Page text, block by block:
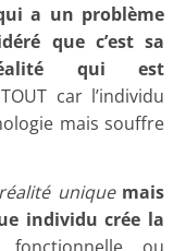
a un problème
que c’est sa
qui est
car l’individu
mais souffre
unique mais
individu crée la